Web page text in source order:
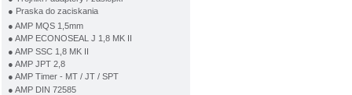
● Praska do zaciskania
● AMP MQS 1,5mm
● AMP ECONOSEAL J 1,8 MK II
● AMP SSC 1,8 MK II
● AMP JPT 2,8
● AMP Timer - MT / JT / SPT
● AMP DIN 72585